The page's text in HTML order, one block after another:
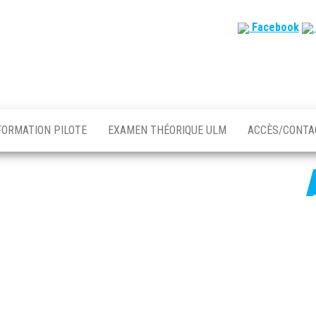
Facebook
PILOTE EXAMEN THÉORIQUE ULM ACCÈS/